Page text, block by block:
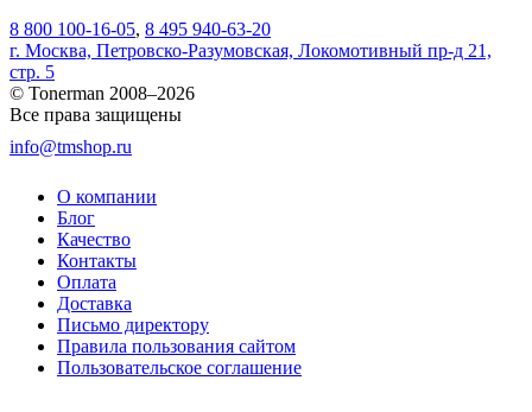
8 800 100-16-05, 8 495 940-63-20
г. Москва, Петровско-Разумовская, Локомотивный пр-д 21,
стр. 5
© Tonerman 2008–2026
Все права защищены
info@tmshop.ru
О компании
Блог
Качество
Контакты
Оплата
Доставка
Письмо директору
Правила пользования сайтом
Пользовательское соглашение